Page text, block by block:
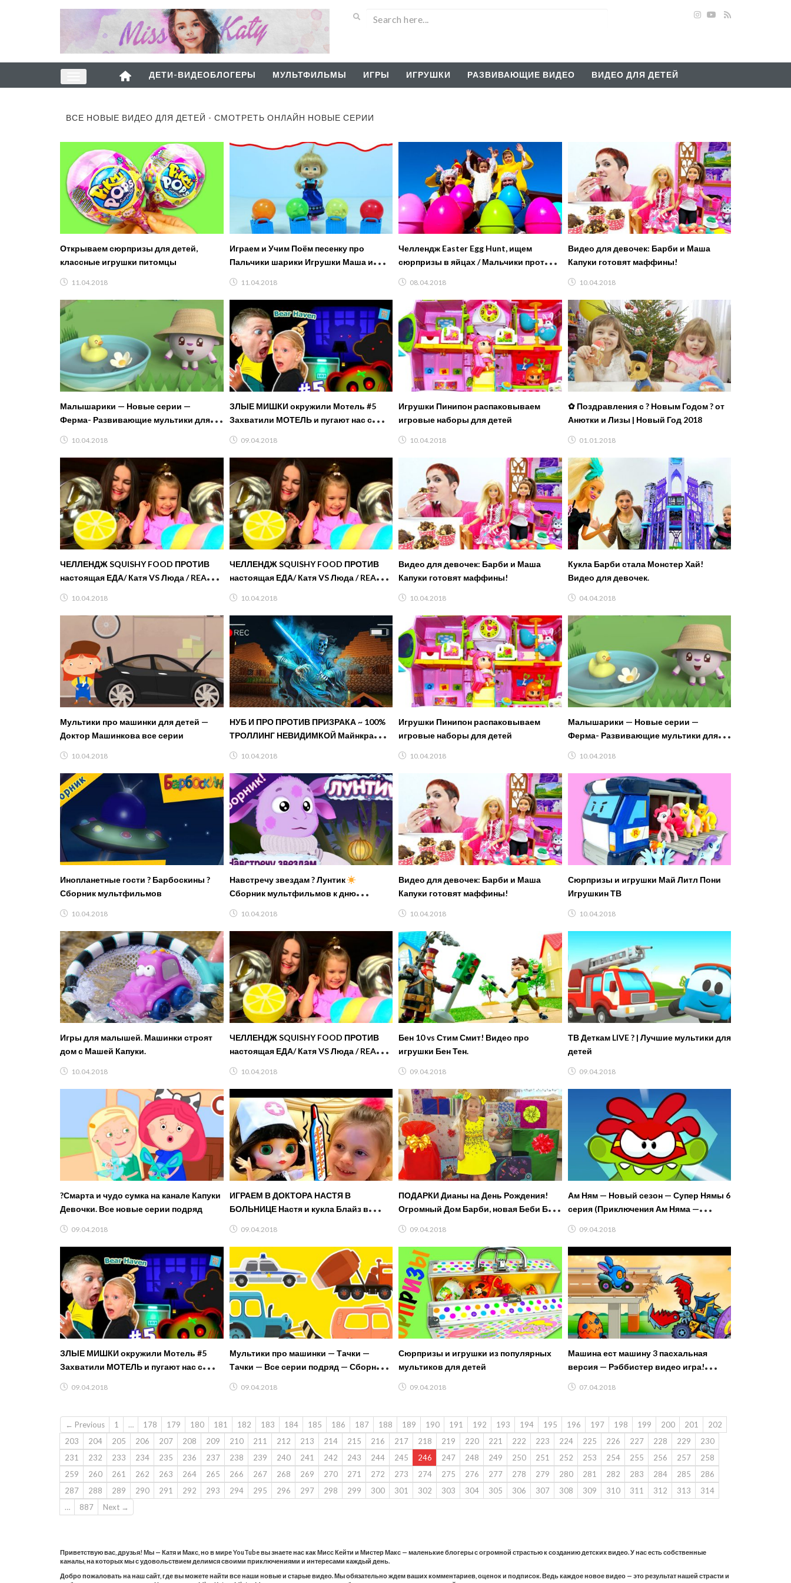
ДЕТИ-ВИДЕОБЛОГЕРЫ МУЛЬТФИЛЬМЫ ИГРЫ ИГРУШКИ РАЗВИВАЮЩИЕ ВИДЕО ВИДЕО ДЛЯ ДЕТЕЙ
ВСЕ НОВЫЕ ВИДЕО ДЛЯ ДЕТЕЙ - СМОТРЕТЬ ОНЛАЙН НОВЫЕ СЕРИИ
Открываем сюрпризы для детей,
классные игрушки питомцы
11.04.2018
Играем и Учим Поём песенку про
Пальчики шарики Игрушки Маша и
11.04.2018
Челлендж Easter Egg Hunt, ищем
сюрпризы в яйцах / Мальчики против
08.04.2018
Видео для девочек: Барби и Маша
Капуки готовят маффины!
10.04.2018
Малышарики — Новые серии —
Ферма- Развивающие мультики для
10.04.2018
ЗЛЫЕ МИШКИ окружили Мотель #5
Захватили МОТЕЛЬ и пугают нас с
FFGTV
09.04.2018
Игрушки Пинипон распаковываем
игровые наборы для детей
10.04.2018
✿ Поздравления с ? Новым Годом ? от
Анютки и Лизы | Новый Год 2018
01.01.2018
ЧЕЛЛЕНДЖ SQUISHY FOOD ПРОТИВ
настоящая ЕДА/ Катя VS Люда / REAL
10.04.2018
ЧЕЛЛЕНДЖ SQUISHY FOOD ПРОТИВ
настоящая ЕДА/ Катя VS Люда / REAL
10.04.2018
Видео для девочек: Барби и Маша
Капуки готовят маффины!
10.04.2018
Кукла Барби стала Монстер Хай!
Видео для девочек.
04.04.2018
Мультики про машинки для детей —
Доктор Машинкова все серии
10.04.2018
НУБ И ПРО ПРОТИВ ПРИЗРАКА ~ 100%
ТРОЛЛИНГ НЕВИДИМКОЙ Майнкрафт
Minecraft
10.04.2018
Игрушки Пинипон распаковываем
игровые наборы для детей
10.04.2018
Малышарики — Новые серии —
Ферма- Развивающие мультики для
10.04.2018
Инопланетные гости ? Барбоскины ?
Сборник мультфильмов
10.04.2018
Навстречу звездам ? Лунтик
Сборник мультфильмов к дню
10.04.2018
Видео для девочек: Барби и Маша
Капуки готовят маффины!
10.04.2018
Сюрпризы и игрушки Май Литл Пони
Игрушкин ТВ
10.04.2018
Игры для малышей. Машинки строят
дом с Машей Капуки.
10.04.2018
ЧЕЛЛЕНДЖ SQUISHY FOOD ПРОТИВ
настоящая ЕДА/ Катя VS Люда / REAL
10.04.2018
Бен 10 vs Стим Смит! Видео про
игрушки Бен Тен.
09.04.2018
ТВ Деткам LIVE ? | Лучшие мультики для
детей
09.04.2018
?Смарта и чудо сумка на канале Капуки
Девочки. Все новые серии подряд
09.04.2018
ИГРАЕМ В ДОКТОРА НАСТЯ В
БОЛЬНИЦЕ Настя и кукла Блайз в
БЛАЙЗ Игра
09.04.2018
ПОДАРКИ Дианы на День Рождения!
Огромный Дом Барби, новая Беби Бон,
09.04.2018
Ам Ням — Новый сезон — Супер Нямы 6
серия (Приключения Ам Няма —
09.04.2018
ЗЛЫЕ МИШКИ окружили Мотель #5
Захватили МОТЕЛЬ и пугают нас с
Миланой ночью игровой LetsPlay
09.04.2018
Мультики про машинки — Тачки —
Тачки — Все серии подряд — Сборник
— Сериал для мальчиков
09.04.2018
Сюрпризы и игрушки из популярных
мультиков для детей
09.04.2018
Машина ест машину 3 пасхальная
версия — Рэббистер видео игра!
#игровой мультфильм новые серии
07.04.2018
← Previous 1 … 178 179 180 181 182 183 184 185 186 187 188 189 190 191 192 193 194 195 196 197 198 199 200 201
202
203
204 205 206 207 208 209 210 211 212 213 214 215 216 217 218 219 220 221 222 223 224 225 226 227 228 229
230
231
232 233 234 235 236 237 238 239 240 241 242 243 244 245 246 247 248 249 250 251 252 253 254 255 256 257
258
259
260 261 262 263 264 265 266 267 268 269 270 271 272 273 274 275 276 277 278 279 280 281 282 283 284 285
286
287
288 289 290 291 292 293 294 295 296 297 298 299 300 301 302 303 304 305 306 307 308 309 310 311 312 313
314
…
887 Next →
Приветствую вас, друзья! Мы — Катя и Макс, но в мире YouTube вы знаете нас как Мисс Кейти и Мистер Макс — маленькие блогеры с огромной страстью к созданию детских видео. У нас есть собственные
каналы, на которых мы с удовольствием делимся своими приключениями и интересами каждый день.
Добро пожаловать на наш сайт, где вы можете найти все наши новые и старые видео. Мы обязательно ждем ваших комментариев, оценок и подписок. Ведь каждое новое видео — это результат нашей страсти и